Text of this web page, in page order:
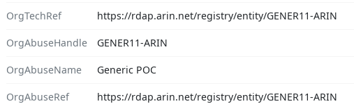
OrgTechRef https://rdap.arin.net/registry/entity/GENER11-ARIN
OrgAbuseHandle GENER11-ARIN
OrgAbuseName Generic POC
OrgAbuseRef https://rdap.arin.net/registry/entity/GENER11-ARIN